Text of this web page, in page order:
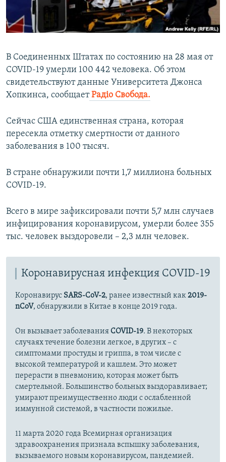
ПОБЕДИТЕЛЕЙ НЕ СУДЯТ?
КРЫМ.НЕПОКОРЕННЫЙ
ПРИСОЕДИНЯЙТЕСЬ!
Все сайты RFE/RL
В Соединенных Штатах по состоянию на 28 мая от
COVID-19 умерли 100 442 человека. Об этом
свидетельствуют данные Университета Джонса
Хопкинса, сообщаетРадіо Свобода.
Сейчас США единственная страна, которая
пересекла отметку смертности от данного
заболевания в 100 тысяч.
В стране обнаружили почти 1,7 миллиона больных
COVID-19.
Всего в мире зафиксировали почти 5,7 млн случаев
инфицирования коронавирусом, умерли более 355
тыс. человек выздоровели – 2,3 млн человек.
Коронавирусная инфекция COVID-19
Коронавирус SARS-CoV-2, ранее известный как2019-
nCoV, обнаружили в Китае в конце 2019 года.
Он вызывает заболеванияCOVID-19. В некоторых
случаях течение болезни легкое, в других – с
симптомами простуды и гриппа, в том числе с
высокой температурой и кашлем. Это может
перерасти в пневмонию, которая может быть
смертельной. Большинство больных выздоравливает;
умирают преимущественно люди с ослабленной
иммунной системой, в частности пожилые.
11 марта 2020 года Всемирная организация
здравоохранения признала вспышку заболевания,
вызываемого новым коронавирусом, пандемией.